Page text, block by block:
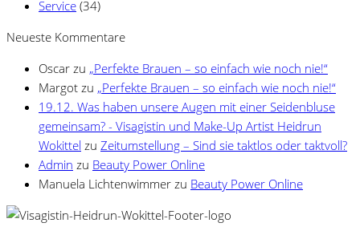
Service (34)
Neueste Kommentare
Oscar zu „Perfekte Brauen – so einfach wie noch nie!“
Margot zu „Perfekte Brauen – so einfach wie noch nie!“
19.12. Was haben unsere Augen mit einer Seidenbluse
gemeinsam? - Visagistin und Make-Up Artist Heidrun
Wokittel zu Zeitumstellung – Sind sie taktlos oder taktvoll?
Admin zu Beauty Power Online
Manuela Lichtenwimmer zu Beauty Power Online